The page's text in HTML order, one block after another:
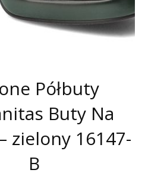
Półbuty
Buty Na
zielony 16147-
B